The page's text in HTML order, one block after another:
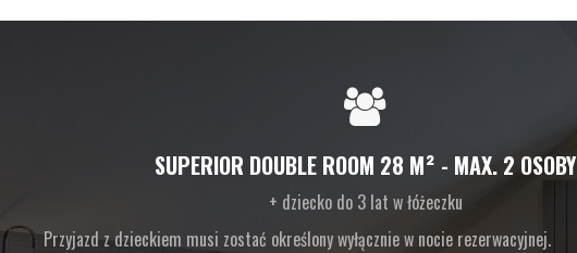
SUPERIOR DOUBLE ROOM 28 M² - MAX. 2 OSOBY
+ dziecko do 3 lat w łóżeczku
Przyjazd z dzieckiem musi zostać określony wyłącznie w nocie rezerwacyjnej.